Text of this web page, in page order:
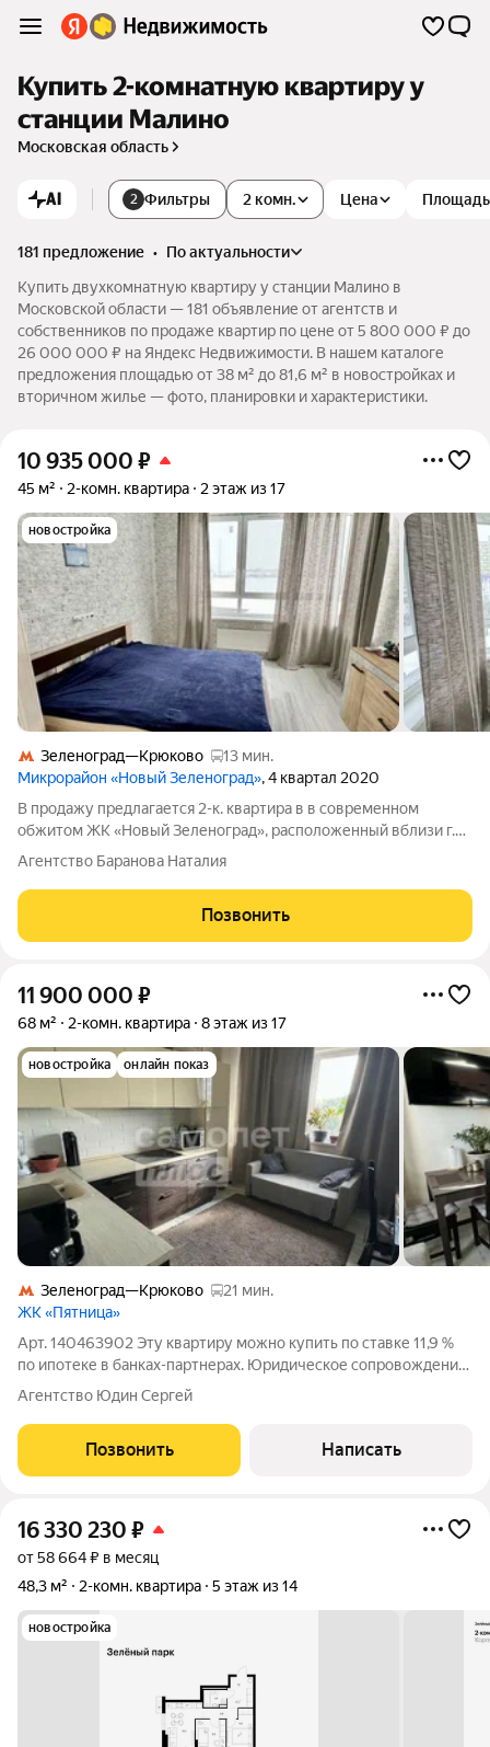
Купить 2-комнатную квартиру у
станции Малино
Московская область
AI 2 Фильтры 2 комн. Цена Площадь
181 предложение •
по актуальности
Купить двухкомнатную квартиру у станции Малино в
Московской области — 181 объявление от агентств и
собственников по продаже квартир по цене от 5 800 000 ₽ до
26 000 000 ₽ на Яндекс Недвижимости. В нашем каталоге
предложения площадью от 38 м² до 81,6 м² в новостройках и
вторичном жилье — фото, планировки и характеристики.
10 935 000 ₽
45 м² 2-комн. квартира 2 этаж из 17
новостройка
Зеленоград—Крюково
13 мин.
Микрорайон «Новый Зеленоград», 4 квартал 2020
В продажу предлагается 2-к. квартира в в современном
обжитом ЖК «Новый Зеленоград», расположенный вблизи г.
Зеленоград. Квартира в хорошем состоянии, комфортный не
высокий этаж. Расположение дома удачное, удален от
шумных трасс, рядом красивый парк с
Агентство Баранова Наталия
Позвонить
11 900 000 ₽
68 м² 2-комн. квартира 8 этаж из 17
новостройка онлайн показ
Зеленоград—Крюково
21 мин.
ЖК «Пятница»
Арт. 140463902 Эту квартиру можно купить по ставке 11,9 %
по ипотеке в банках-партнерах. Юридическое сопровождение
сделки. Мечтаете о просторной квартире в тихом, зелёном
районе с развитой инфраструктурой и хорошими
транспортными связями? У нас есть
Агентство Юдин Сергей
Позвонить Написать
16 330 230 ₽
от 58 664 ₽ в месяц
48,3 м²
2-комн. квартира 5 этаж из 14
новостройка